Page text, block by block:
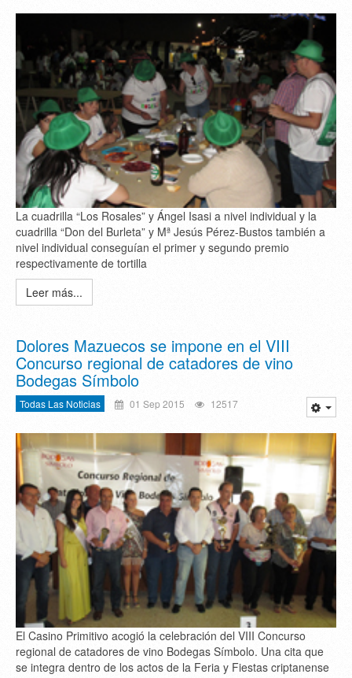
La cuadrilla “Los Rosales” y Ángel Isasi a nivel individual y la
cuadrilla “Don del Burleta” y Mª Jesús Pérez-Bustos también a
nivel individual conseguían el primer y segundo premio
respectivamente de tortilla
Leer más...
Dolores Mazuecos se impone en el VIII
Concurso regional de catadores de vino
Bodegas Símbolo
Todas Las Noticias 01 Sep 2015 12517
El Casino Primitivo acogió la celebración del VIII Concurso
regional de catadores de vino Bodegas Símbolo. Una cita que
se integra dentro de los actos de la Feria y Fiestas criptanense